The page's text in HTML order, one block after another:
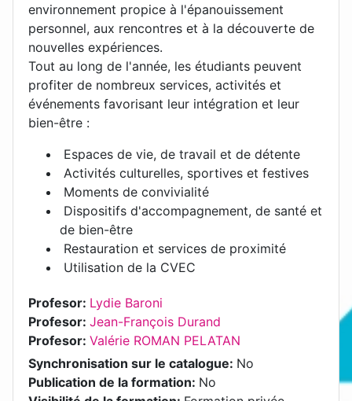
environnement propice à l'épanouissement
personnel, aux rencontres et à la découverte de
nouvelles expériences.
Tout au long de l'année, les étudiants peuvent
profiter de nombreux services, activités et
événements favorisant leur intégration et leur
bien-être :
Espaces de vie, de travail et de détente
Activités culturelles, sportives et festives
Moments de convivialité
Dispositifs d'accompagnement, de santé et
de bien-être
Restauration et services de proximité
Utilisation de la CVEC
Profesor: Lydie Baroni
Profesor: Jean-François Durand
Profesor: Valérie ROMAN PELATAN
Synchronisation sur le catalogue: No
Publication de la formation: No